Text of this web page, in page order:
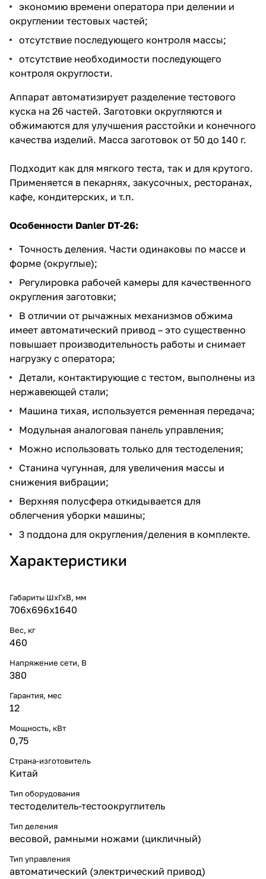
экономию времени оператора при делении и
округлении тестовых частей;
отсутствие последующего контроля массы;
отсутствие необходимости последующего
контроля округлости.
Аппарат автоматизирует разделение тестового
куска на 26 частей. Заготовки округляются и
обжимаются для улучшения расстойки и конечного
качества изделий. Масса заготовок от 50 до 140 г.
Подходит как для мягкого теста, так и для крутого.
Применяется в пекарнях, закусочных, ресторанах,
кафе, кондитерских, и т.п.
Особенности Danler DT-26:
Точность деления. Части одинаковы по массе и
форме (округлые);
Регулировка рабочей камеры для качественного
округления заготовки;
В отличии от рычажных механизмов обжима
имеет автоматический привод – это существенно
повышает производительность работы и снимает
нагрузку с оператора;
Детали, контактирующие с тестом, выполнены из
нержавеющей стали;
Машина тихая, используется ременная передача;
Модульная аналоговая панель управления;
Можно использовать только для тестоделения;
Станина чугунная, для увеличения массы и
снижения вибрации;
Верхняя полусфера откидывается для
облегчения уборки машины;
3 поддона для округления/деления в комплекте.
Характеристики
Габариты ШхГхВ, мм
706х696х1640
Вес, кг
460
Напряжение сети, В
380
Гарантия, мес
12
Мощность, кВт
0,75
Страна-изготовитель
Китай
Тип оборудования
тестоделитель-тестоокруглитель
Тип деления
весовой, рамными ножами (цикличный)
Тип управления
автоматический (электрический привод)